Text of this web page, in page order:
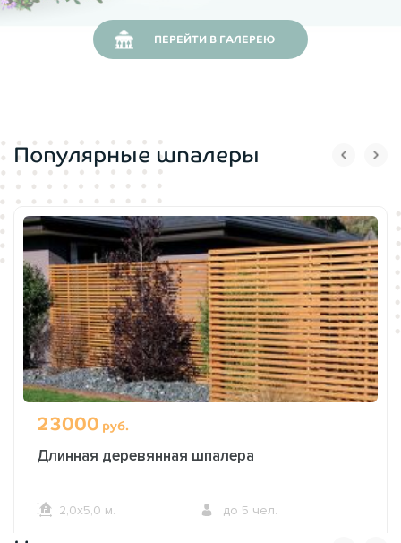
ПЕРЕЙТИ В ГАЛЕРЕЮ
Популярные шпалеры
23000 руб.
Длинная деревянная шпалера
2,0х5,0 м. до 5 чел.